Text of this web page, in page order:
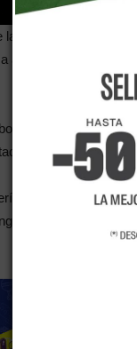
tres, delincuentes
al menos a otros
en el techo
y se retiraron
semejantes
han sido víctimas